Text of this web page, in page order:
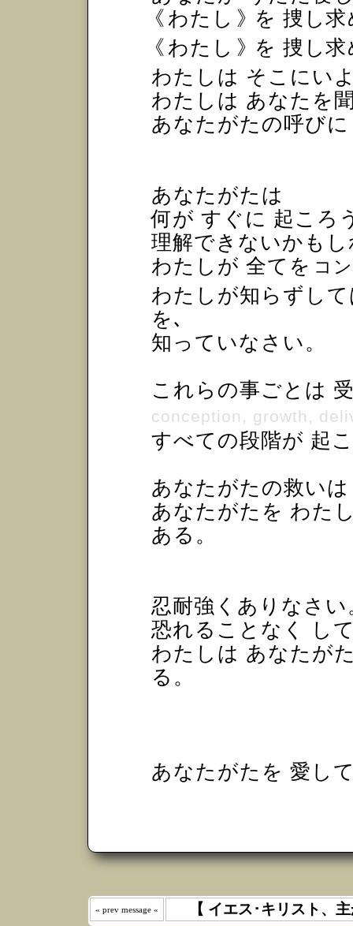
《 わたし 》を 捜し
《 わたし 》を 捜し
わたしは そこにい
わたしは あなたを
あなたがたの呼び
あなたがたは
何が すぐに 起ころ
理解できないかも
わたしが 全てを コ
わたしが知らずし
を､
知っていなさい。
これらの事ごとは
conception, growth,
すべての段階が 起
あなたがたの救い
あなたがたを わた
ある。
忍耐強くありなさ
恐れることなく し
わたしは あなたが
る。
あなたがたを 愛し
« prev message « 【 イエス･キリスト、